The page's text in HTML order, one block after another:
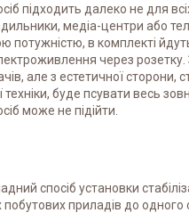
підходить далеко не для
медіа-центри або
потужністю, в комплекті
через розетку.
але з естетичної сторони,
техніки, буде псувати весь
може не підійти.
спосіб установки
побутових приладів до